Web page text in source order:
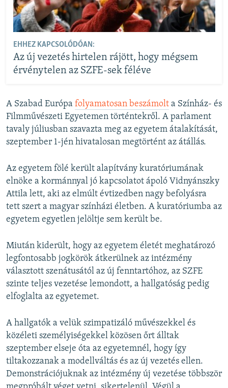
EHHEZ KAPCSOLÓDÓAN:
Az új vezetés hirtelen rájött, hogy mégsem
érvénytelen az SZFE-sek féléve
A Szabad Európa folyamatosan beszámolt a Színház- és
Filmművészeti Egyetemen történtekről. A parlament
tavaly júliusban szavazta meg az egyetem átalakítását,
szeptember 1-jén hivatalosan megtörtént az átállás.
Az egyetem fölé került alapítvány kuratóriumának
elnöke a kormánnyal jó kapcsolatot ápoló Vidnyánszky
Attila lett, aki az elmúlt évtizedben nagy befolyásra
tett szert a magyar színházi életben. A kuratóriumba az
egyetem egyetlen jelöltje sem került be.
Miután kiderült, hogy az egyetem életét meghatározó
legfontosabb jogkörök átkerülnek az intézmény
választott szenátusától az új fenntartóhoz, az SZFE
szinte teljes vezetése lemondott, a hallgatóság pedig
elfoglalta az egyetemet.
A hallgatók a velük szimpatizáló művészekkel és
közéleti személyiségekkel közösen őrt álltak
szeptember elseje óta az egyetemnél, hogy így
tiltakozzanak a modellváltás és az új vezetés ellen.
Demonstrációjuknak az intézmény új vezetése többször